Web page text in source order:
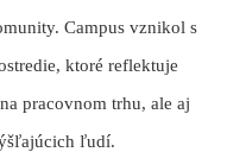
Campus vznikol s
ktoré reflektuje
pracovnom trhu, ale aj
ľudí.